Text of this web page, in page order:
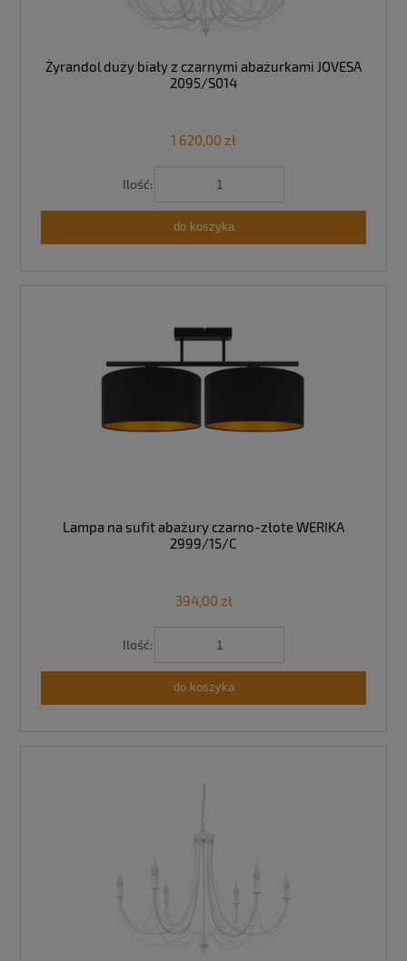
Żyrandol duży biały z czarnymi abażurkami JOVESA
2095/S014
1 620,00 zł
Ilość:
do koszyka
Lampa na sufit abażury czarno-złote WERIKA
2999/15/C
394,00 zł
Ilość:
do koszyka